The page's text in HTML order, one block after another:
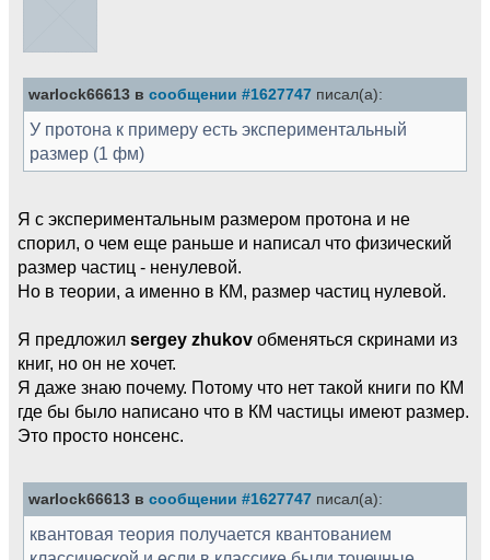
warlock66613 в сообщении #1627747 писал(а):
У протона к примеру есть экспериментальный
размер (1 фм)
Я с экспериментальным размером протона и не
спорил, о чем еще раньше и написал что физический
размер частиц - ненулевой.
Но в теории, а именно в КМ, размер частиц нулевой.
Я предложил sergey zhukov обменяться скринами из
книг, но он не хочет.
Я даже знаю почему. Потому что нет такой книги по КМ
где бы было написано что в КМ частицы имеют размер.
Это просто нонсенс.
warlock66613 в сообщении #1627747 писал(а):
квантовая теория получается квантованием